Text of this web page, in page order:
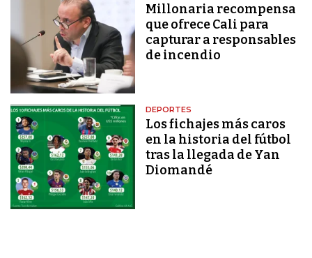
Millonaria recompensa
que ofrece Cali para
capturar a responsables
de incendio
DEPORTES
Los fichajes más caros
en la historia del fútbol
tras la llegada de Yan
Diomandé